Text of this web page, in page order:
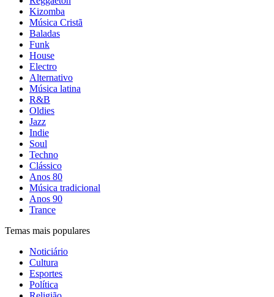
Kizomba
Música Cristã
Baladas
Funk
House
Electro
Alternativo
Música latina
R&B
Oldies
Jazz
Indie
Soul
Techno
Clássico
Anos 80
Música tradicional
Anos 90
Trance
Temas mais populares
Noticiário
Cultura
Esportes
Política